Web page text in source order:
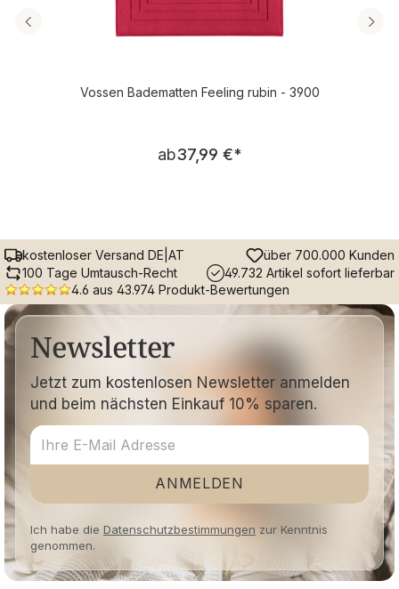
Vossen Badematten Feeling rubin - 3900
Regulärer Preis:
ab37,99 €*
kostenloser Versand DE|AT
über 700.000 Kunden
100 Tage Umtausch-Recht
49.732 Artikel sofort lieferbar
4.6 aus 43.974 Produkt-Bewertungen
Newsletter
Jetzt zum kostenlosen Newsletter anmelden
und beim nächsten Einkauf 10% sparen.
ANMELDEN
Ich habe die Datenschutzbestimmungen zur Kenntnis
genommen.